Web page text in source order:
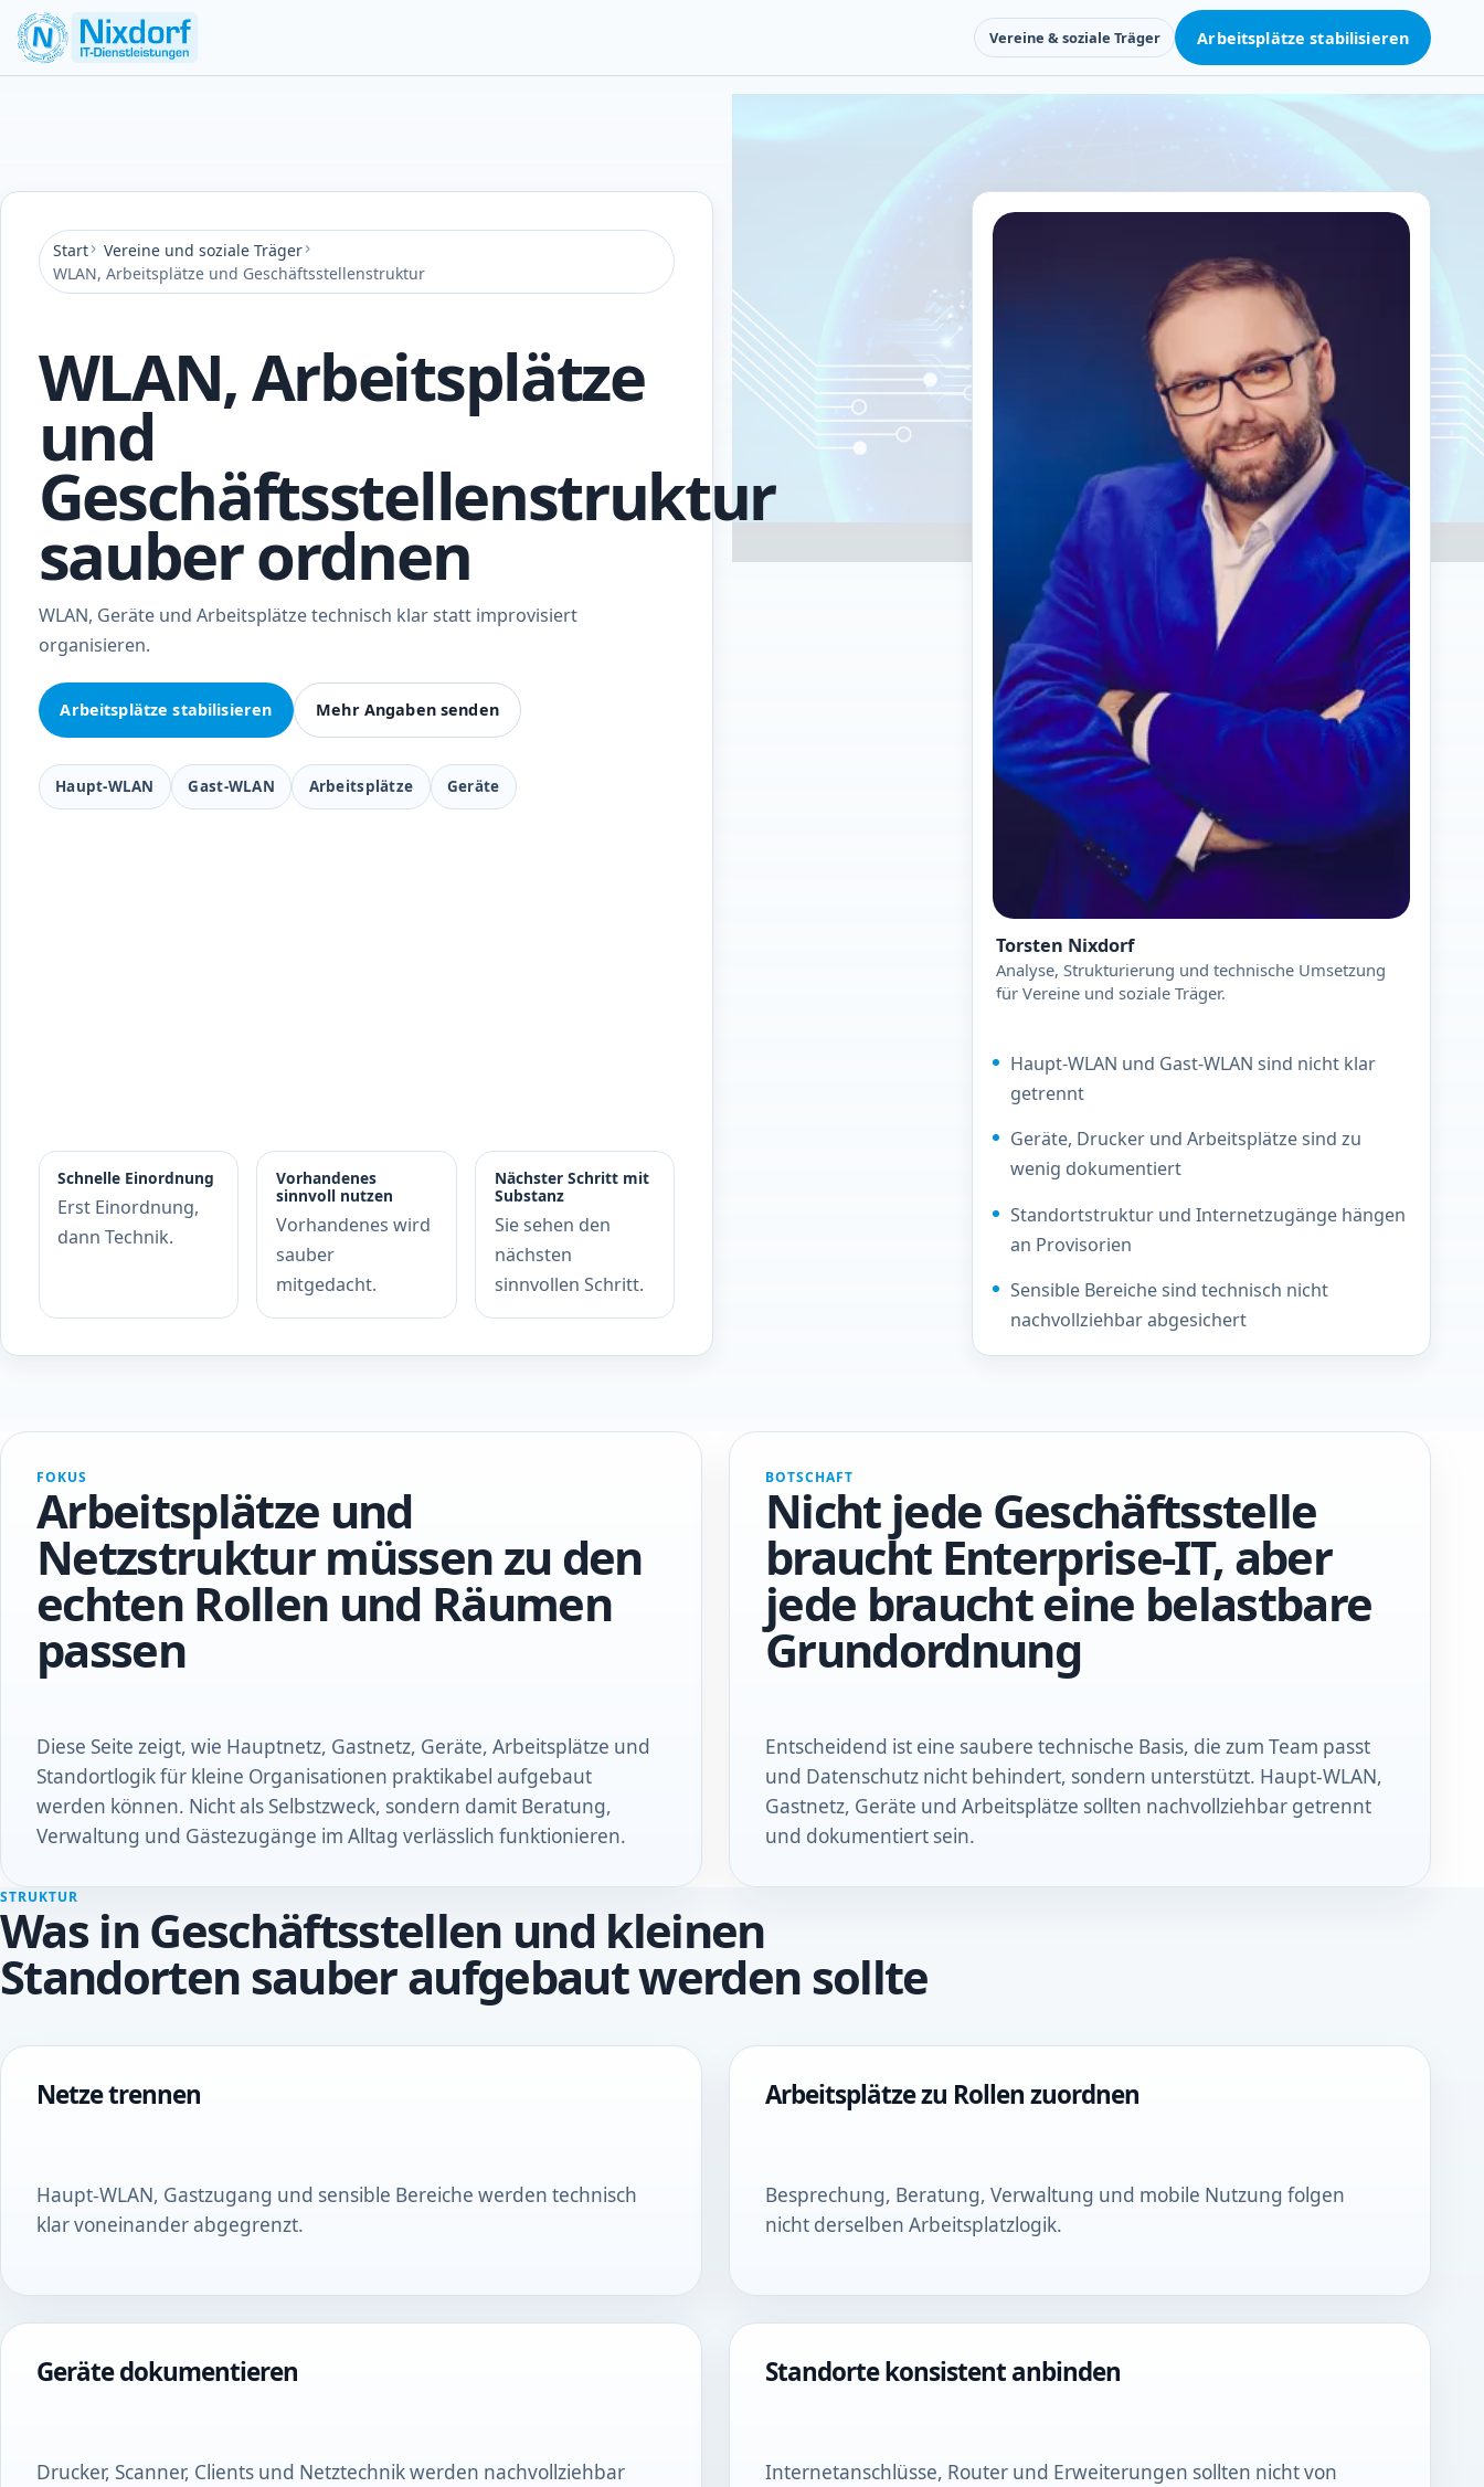
Vereine & soziale Träger Arbeitsplätze stabilisieren
Start Vereine und soziale Träger
WLAN, Arbeitsplätze und Geschäftsstellenstruktur
WLAN, Arbeitsplätze
und
Geschäftsstellenstruktur
sauber ordnen
WLAN, Geräte und Arbeitsplätze technisch klar statt improvisiert
organisieren.
Arbeitsplätze stabilisieren Mehr Angaben senden
Haupt-WLAN Gast-WLAN Arbeitsplätze Geräte
Schnelle Einordnung
Erst Einordnung,
dann Technik.
Vorhandenes
sinnvoll nutzen
Vorhandenes wird
sauber
mitgedacht.
Nächster Schritt mit
Substanz
Sie sehen den
nächsten
sinnvollen Schritt.
Haupt-WLAN und Gast-WLAN sind nicht klar
getrennt
Geräte, Drucker und Arbeitsplätze sind zu
wenig dokumentiert
Standortstruktur und Internetzugänge hängen
an Provisorien
Sensible Bereiche sind technisch nicht
nachvollziehbar abgesichert
Torsten Nixdorf
Analyse, Strukturierung und technische Umsetzung
für Vereine und soziale Träger.
FOKUS
Arbeitsplätze und
Netzstruktur müssen zu den
echten Rollen und Räumen
passen
Diese Seite zeigt, wie Hauptnetz, Gastnetz, Geräte, Arbeitsplätze und
Standortlogik für kleine Organisationen praktikabel aufgebaut
werden können. Nicht als Selbstzweck, sondern damit Beratung,
Verwaltung und Gästezugänge im Alltag verlässlich funktionieren.
BOTSCHAFT
Nicht jede Geschäftsstelle
braucht Enterprise-IT, aber
jede braucht eine belastbare
Grundordnung
Entscheidend ist eine saubere technische Basis, die zum Team passt
und Datenschutz nicht behindert, sondern unterstützt. Haupt-WLAN,
Gastnetz, Geräte und Arbeitsplätze sollten nachvollziehbar getrennt
und dokumentiert sein.
STRUKTUR
Was in Geschäftsstellen und kleinen
Standorten sauber aufgebaut werden sollte
Netze trennen
Haupt-WLAN, Gastzugang und sensible Bereiche werden technisch
klar voneinander abgegrenzt.
Arbeitsplätze zu Rollen zuordnen
Besprechung, Beratung, Verwaltung und mobile Nutzung folgen
nicht derselben Arbeitsplatzlogik.
Geräte dokumentieren
Drucker, Scanner, Clients und Netztechnik werden nachvollziehbar
Standorte konsistent anbinden
Internetanschlüsse, Router und Erweiterungen sollten nicht von